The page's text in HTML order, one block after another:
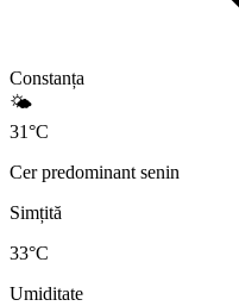
Constanța
🌤️
31°C
Cer predominant senin
Simțită
33°C
Umiditate